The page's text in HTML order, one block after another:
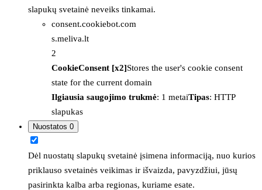
slapukų svetainė neveiks tinkamai.
consent.cookiebot.com
s.meliva.lt
2
CookieConsent [x2]Stores the user's cookie consent
state for the current domain
Ilgiausia saugojimo trukmė: 1 metaiTipas: HTTP
slapukas
Nuostatos 0
Dėl nuostatų slapukų svetainė įsimena informaciją, nuo kurios
priklauso svetainės veikimas ir išvaizda, pavyzdžiui, jūsų
pasirinkta kalba arba regionas, kuriame esate.